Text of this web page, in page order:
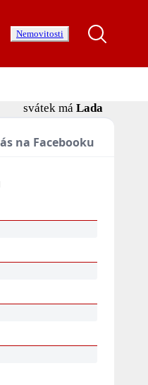
Nemovitosti
svátek má Lada
na Facebooku